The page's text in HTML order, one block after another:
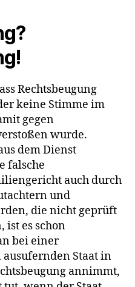
Rechtsbeugung
keine Stimme im
gegen
wurde.
dem Dienst
falsche
auch durch
und
die nicht geprüft
ist es schon
bei einer
Staat in
annimmt,